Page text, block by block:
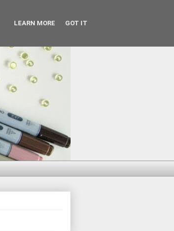
LEARN MORE GOT IT